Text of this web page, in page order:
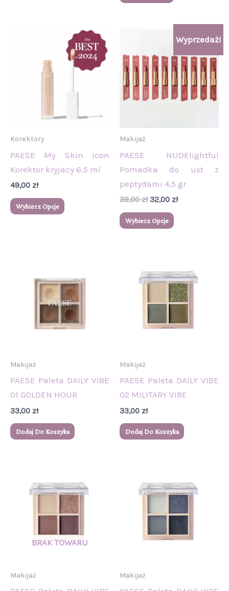
Korektory
PAESE My Skin Icon
Korektor kryjacy 6,5 ml
49,00 zł
Wybierz Opcje
Ten
produkt
ma
wariantów.
Opcje
można
Wyprzedaż!
Makijaż
PAESE NUDElightful
Pomadka do ust z
peptydami 4,5 gr
39,00zł
wynosiła:
39,00 zł.
32,00 zł
cena
32,00 zł.
Wybierz Opcje
Ten
ma
wiele
wariantów.
Makijaż
PAESE Paleta DAILY VIBE
01 GOLDEN HOUR
33,00 zł
Dodaj Do Koszyka
Makijaż
PAESE Paleta DAILY VIBE
02 MILITARY VIBE
33,00 zł
Dodaj Do Koszyka
Makijaż Makijaż